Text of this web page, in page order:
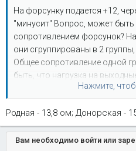
На форсунку подается +12,
"минусит" Вопрос, может быть
сопротивлением форсунок?
они сгруппированы в 2
Общее сопротивление одной
быть, что нагрузка на
оказалась слишком велика?
Нажмите,
Родная - 13,8 ом; Донорская -
Вам необходимо войти или